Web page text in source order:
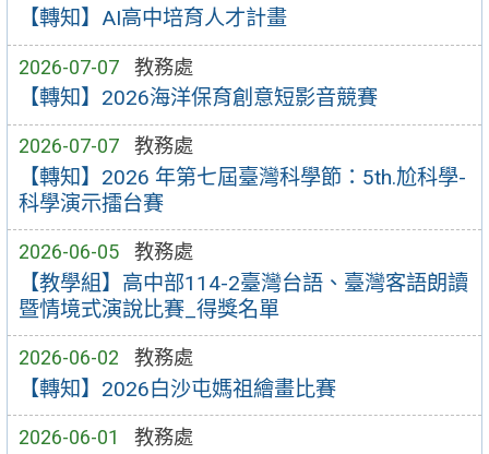
【轉知】AI高中培育人才計畫
2026-07-07 教務處
【轉知】2026海洋保育創意短影音競賽
2026-07-07 教務處
【轉知】2026 年第七屆臺灣科學節：5th.尬科學-
科學演示擂台賽
2026-06-05 教務處
【教學組】高中部114-2臺灣台語、臺灣客語朗讀
暨情境式演說比賽_得獎名單
2026-06-02 教務處
【轉知】2026白沙屯媽祖繪畫比賽
2026-06-01 教務處